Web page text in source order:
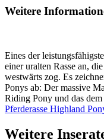
Weitere
Eines der
einer uralten Rasse an,
westwärts zog. Es
Ponys ab: Der massive
Riding Pony und das
Pferderasse Highland
Weitere